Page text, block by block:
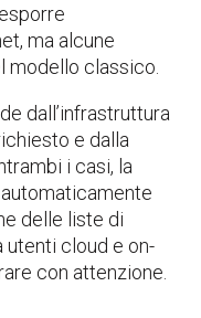
ma alcune
modello classico.
dall’infrastruttura
e dalla
i casi, la
delle liste di
cloud e on-
con attenzione.